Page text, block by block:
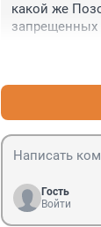
какой же
запрещенных
Гость
Войти